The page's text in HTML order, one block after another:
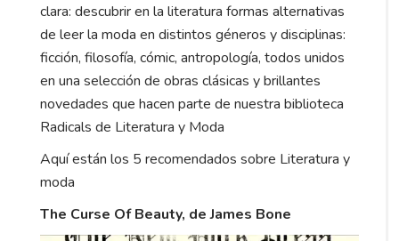
clara: descubrir en la literatura formas alternativas
de leer la moda en distintos géneros y disciplinas:
ficción, filosofía, cómic, antropología, todos unidos
en una selección de obras clásicas y brillantes
novedades que hacen parte de nuestra biblioteca
Radicals de Literatura y Moda
Aquí están los 5 recomendados sobre Literatura y
moda
The Curse Of Beauty, de James Bone